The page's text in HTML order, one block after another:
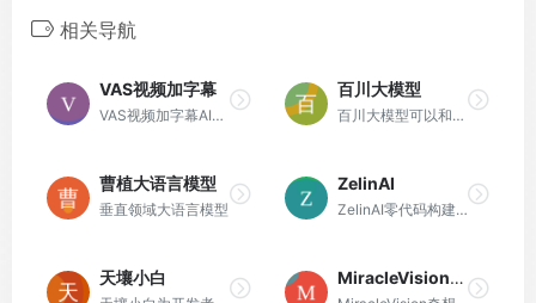
相关导航
VAS视频加字幕
VAS视频加字幕AI一键视频加字幕、字幕翻译
百川大模型
百川大模型可以和人类进行自然交流、解答问题、协助创作.
曹植大语言模型
垂直领域大语言模型
ZelinAI
ZelinAI零代码构建自己的AI应用
天壤小白 MiracleVision奇想智能